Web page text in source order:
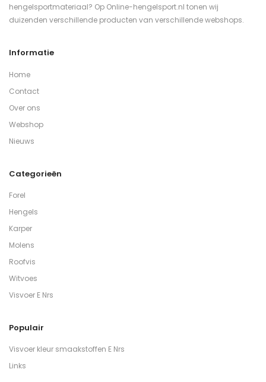
hengelsportmateriaal? Op Online-hengelsport.nl tonen wij
duizenden verschillende producten van verschillende webshops.
Informatie
Home
Contact
Over ons
Webshop
Nieuws
Categorieën
Forel
Hengels
Karper
Molens
Roofvis
Witvoes
Visvoer E Nrs
Populair
Visvoer kleur smaakstoffen E Nrs
Links